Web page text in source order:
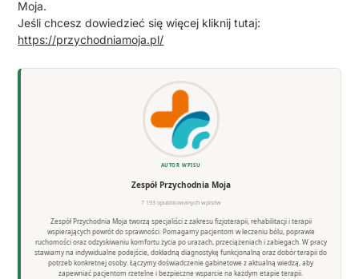
Moja.
Jeśli chcesz dowiedzieć się więcej kliknij tutaj:
https://przychodniamoja.pl/
AUTOR WPISU
Zespół Przychodnia Moja
7 193 opublikowanych wpisów
Zespół Przychodnia Moja tworzą specjaliści z zakresu fizjoterapii, rehabilitacji i terapii
wspierających powrót do sprawności. Pomagamy pacjentom w leczeniu bólu, poprawie
ruchomości oraz odzyskiwaniu komfortu życia po urazach, przeciążeniach i zabiegach. W pracy
stawiamy na indywidualne podejście, dokładną diagnostykę funkcjonalną oraz dobór terapii do
potrzeb konkretnej osoby. Łączymy doświadczenie gabinetowe z aktualną wiedzą, aby
zapewniać pacjentom rzetelne i bezpieczne wsparcie na każdym etapie terapii.